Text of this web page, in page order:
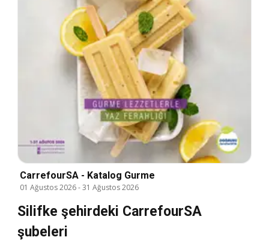
CarrefourSA - Katalog Gurme
01 Ağustos 2026-31 Ağustos 2026
Silifke şehirdeki CarrefourSA
şubeleri